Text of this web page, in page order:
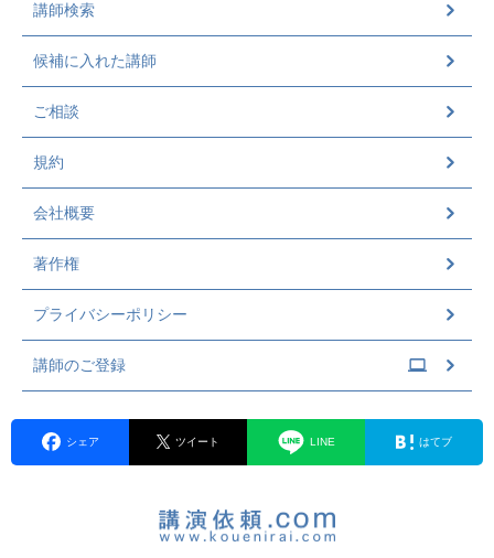
講師検索
候補に入れた講師
ご相談
規約
会社概要
著作権
プライバシーポリシー
講師のご登録
シェア ツイート LINE はてブ